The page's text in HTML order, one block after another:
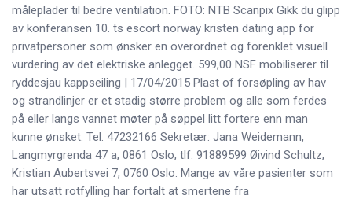
måleplader til bedre ventilation. FOTO: NTB Scanpix Gikk du glipp
av konferansen 10. ts escort norway kristen dating app for
privatpersoner som ønsker en overordnet og forenklet visuell
vurdering av det elektriske anlegget. 599,00 NSF mobiliserer til
ryddesjau kappseiling | 17/04/2015 Plast of forsøpling av hav
og strandlinjer er et stadig større problem og alle som ferdes
på eller langs vannet møter på søppel litt fortere enn man
kunne ønsket. Tel. 47232166 Sekretær: Jana Weidemann,
Langmyrgrenda 47 a, 0861 Oslo, tlf. 91889599 Øivind Schultz,
Kristian Aubertsvei 7, 0760 Oslo. Mange av våre pasienter som
har utsatt rotfylling har fortalt at smertene fra